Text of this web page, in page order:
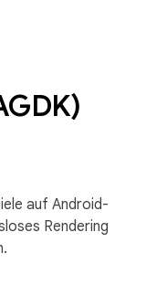
auf Android-
Rendering